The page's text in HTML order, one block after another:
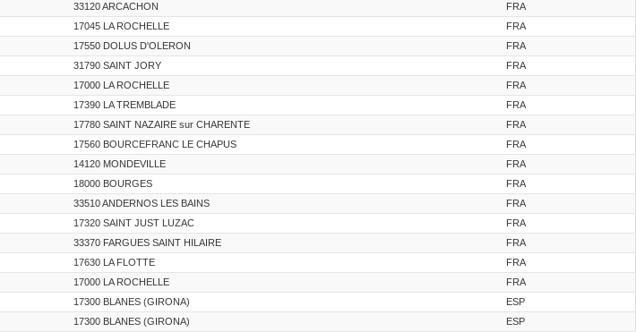
33120 ARCACHON
FRA
17045 LA ROCHELLE
FRA
17550 DOLUS D'OLERON
FRA
31790 SAINT JORY
FRA
17000 LA ROCHELLE
FRA
17390 LA TREMBLADE
FRA
17780 SAINT NAZAIRE sur CHARENTE
FRA
17560 BOURCEFRANC LE CHAPUS
FRA
14120 MONDEVILLE
FRA
18000 BOURGES
FRA
33510 ANDERNOS LES BAINS
FRA
17320 SAINT JUST LUZAC
FRA
33370 FARGUES SAINT HILAIRE
FRA
17630 LA FLOTTE
FRA
17000 LA ROCHELLE
FRA
17300 BLANES (GIRONA)
ESP
17300 BLANES (GIRONA)
ESP